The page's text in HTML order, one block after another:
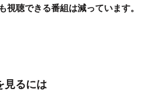
視聴できる番組は減っています。
るには